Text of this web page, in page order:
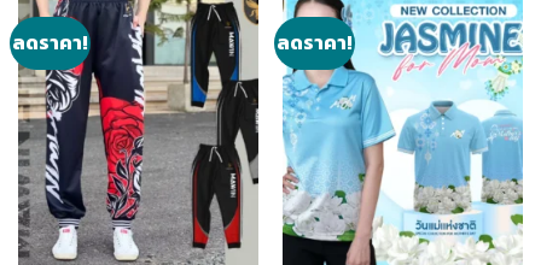
ลดราคา! ลดราคา!